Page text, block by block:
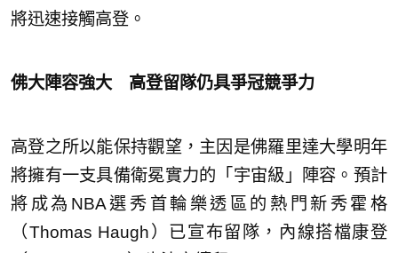
將迅速接觸高登。
佛大陣容強大 高登留隊仍具爭冠競爭力
高登之所以能保持觀望，主因是佛羅里達大學明年
將擁有一支具備衛冕實力的「宇宙級」陣容。預計
將成為NBA選秀首輪樂透區的熱門新秀霍格
（Thomas Haugh）已宣布留隊，內線搭檔康登